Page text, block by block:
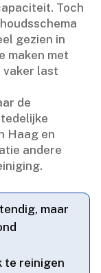
Toch
gezien in
maken met
last
de
Haag en
andere
maar
te reinigen